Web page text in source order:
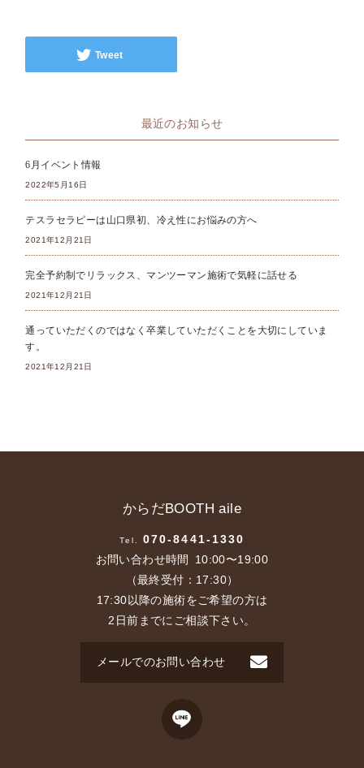
Tweet
最近のお知らせ
6月イベント情報
2022年5月16日
テスラセラピーは山口県初、冷え性にお悩みの方へ
2021年12月21日
完全予約制でリラックス、マンツーマン施術で気軽に話せる
2021年12月21日
通っていただくのではなく卒業していただくことを大切にしていま
す。
2021年12月21日
からだBOOTH aile
Tel.
070-8441-1330
お問い合わせ時間
10:00〜19:00
（最終受付：17:30）
17:30以降の施術をご希望の方は
2日前までにご相談下さい。
メールでのお問い合わせ